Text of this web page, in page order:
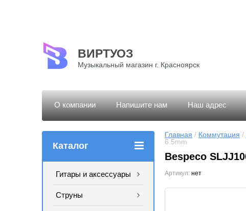
ВИРТУОЗ
Музыкальный магазин г. Красноярск
О компании Напишите нам Наш адрес
Главная / Коммутация /
6.5mm
Bespeco
Артикул: нет
Каталог
Гитары и аксессуары
Струны